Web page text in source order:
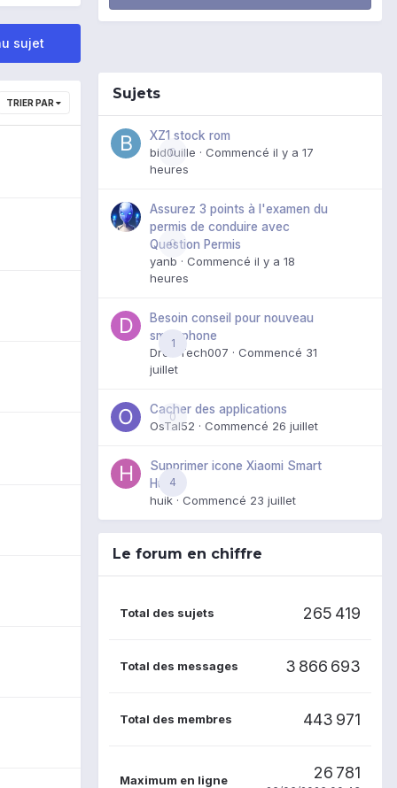
sujet
TRIER PAR
Sujets
0
XZ1 stock rom
bid0uille · Commencé il y a 17
heures
0
Assurez 3 points à l'examen du
permis de conduire avec
Question Permis
yanb · Commencé il y a 18
heures
1
Besoin conseil pour nouveau
smartphone
DroidTech007 · Commencé 31
juillet
0
Cacher des applications
OsTal52 · Commencé 26 juillet
4
Supprimer icone Xiaomi Smart
Hub
huik · Commencé 23 juillet
Le forum en chiffre
Total des sujets 265 419
Total des messages 3 866 693
Total des membres 443 971
Maximum en ligne 26 781